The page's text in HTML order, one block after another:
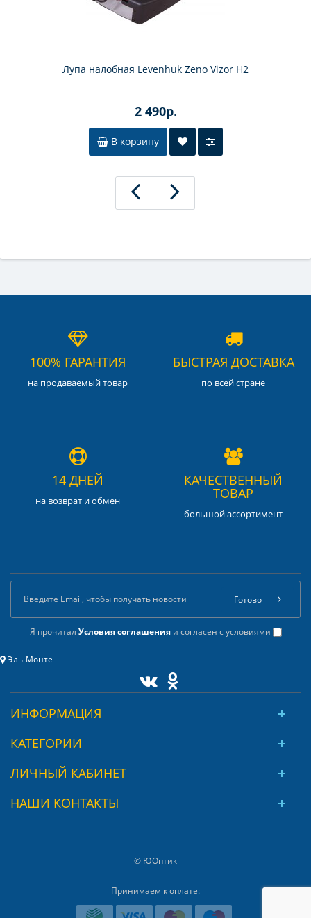
Лупа налобная Levenhuk Zeno Vizor H2
2 490р.
В корзину
100% ГАРАНТИЯ
на продаваемый товар
БЫСТРАЯ ДОСТАВКА
по всей стране
14 ДНЕЙ
на возврат и обмен
КАЧЕСТВЕННЫЙ
ТОВАР
большой ассортимент
Я прочитал Условия соглашенияи согласен с условиями
Готово
Эль-Монте
ИНФОРМАЦИЯ
КАТЕГОРИИ
ЛИЧНЫЙ КАБИНЕТ
НАШИ КОНТАКТЫ
© ЮОптик
Принимаем к оплате: